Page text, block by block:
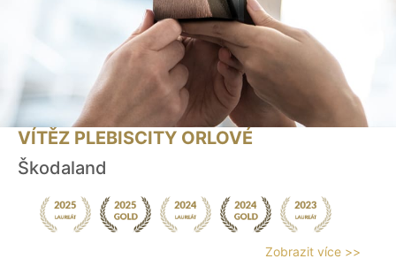
VÍTĚZ PLEBISCITY ORLOVÉ
Škodaland
Zobrazit více >>